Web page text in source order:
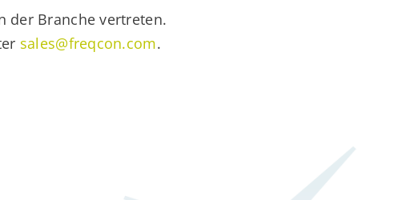
der Branche vertreten.
sales@freqcon.com.